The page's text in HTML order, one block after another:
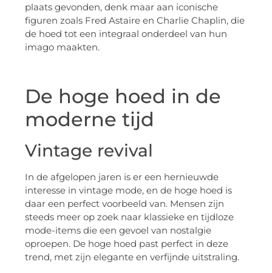
plaats gevonden, denk maar aan iconische
figuren zoals Fred Astaire en Charlie Chaplin, die
de hoed tot een integraal onderdeel van hun
imago maakten.
De hoge hoed in de
moderne tijd
Vintage revival
In de afgelopen jaren is er een hernieuwde
interesse in vintage mode, en de hoge hoed is
daar een perfect voorbeeld van. Mensen zijn
steeds meer op zoek naar klassieke en tijdloze
mode-items die een gevoel van nostalgie
oproepen. De hoge hoed past perfect in deze
trend, met zijn elegante en verfijnde uitstraling.